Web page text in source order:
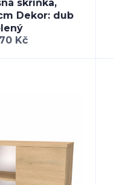
skříňka,
Dekor: dub
Kč